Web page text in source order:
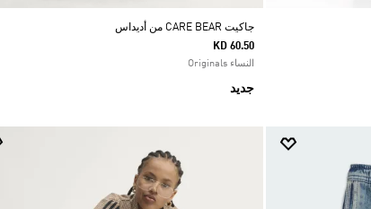
جاكيت CARE BEAR من أديداس
KD 60.50
النساء Originals
جديد